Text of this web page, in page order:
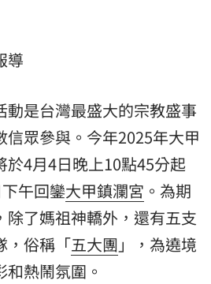
導
動是台灣最盛大的宗教盛事
信眾參與。今年2025年大甲
於4月4日晚上10點45分起
午回鑾大甲鎮瀾宮 。為期
除了媽祖神轎外，還有五支
，俗稱「五大團 」，為遶境
熱鬧氛圍。